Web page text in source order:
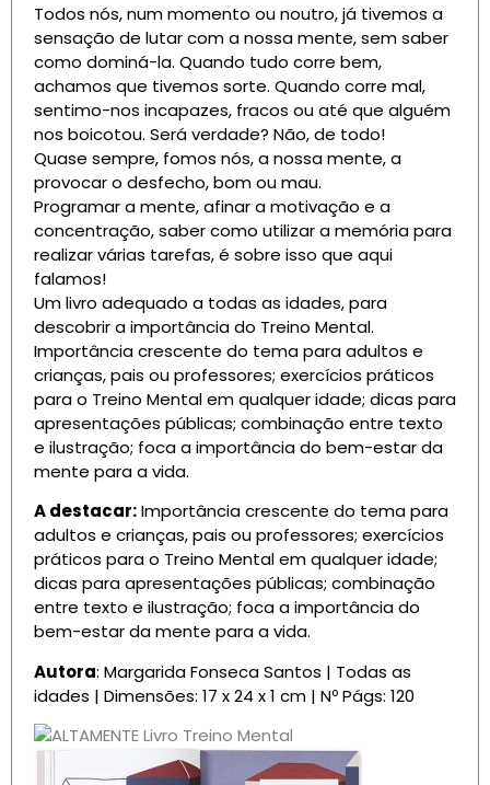
Todos nós, num momento ou noutro, já tivemos a
sensação de lutar com a nossa mente, sem saber
como dominá-la. Quando tudo corre bem,
achamos que tivemos sorte. Quando corre mal,
sentimo-nos incapazes, fracos ou até que alguém
nos boicotou. Será verdade? Não, de todo!
Quase sempre, fomos nós, a nossa mente, a
provocar o desfecho, bom ou mau.
Programar a mente, afinar a motivação e a
concentração, saber como utilizar a memória para
realizar várias tarefas, é sobre isso que aqui
falamos!
Um livro adequado a todas as idades, para
descobrir a importância do Treino Mental.
Importância crescente do tema para adultos e
crianças, pais ou professores; exercícios práticos
para o Treino Mental em qualquer idade; dicas para
apresentações públicas; combinação entre texto
e ilustração; foca a importância do bem-estar da
mente para a vida.
A destacar:Importância crescente do tema para
adultos e crianças, pais ou professores; exercícios
práticos para o Treino Mental em qualquer idade;
dicas para apresentações públicas; combinação
entre texto e ilustração; foca a importância do
bem-estar da mente para a vida.
Autora: Margarida Fonseca Santos | Todas as
idades | Dimensões: 17 x 24 x 1 cm | Nº Págs: 120